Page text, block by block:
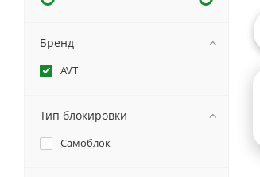
Бренд
AVT
Тип блокировки
Самоблок